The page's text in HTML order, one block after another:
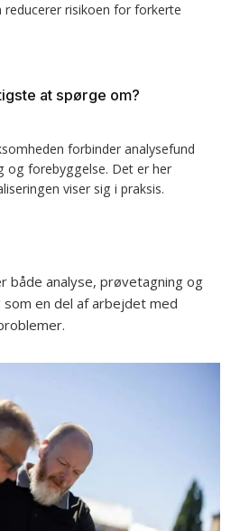
reducerer risikoen for forkerte
at spørge om?
forbinder analysefund
og forebyggelse. Det er her
viser sig i praksis.
både analyse, prøvetagning og
en del af arbejdet med